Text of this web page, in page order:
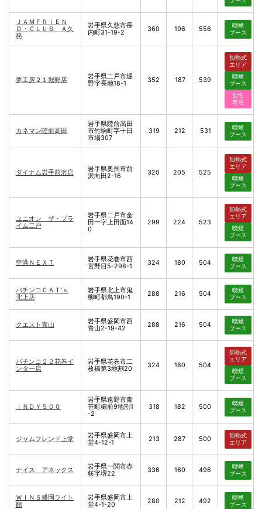
ＪＡＭＦＲＩＥＮ
Ｄ・ＣＬＵＢ Ａ久
慈
岩手県久慈市長
内町31-19-2
360 196 556
喫煙
ブース
夢工房２１堀野店
岩手県二戸市堀
野字長地18-1
352 187 539
加熱式
エリア
喫煙
ブース
女性
専用
カネマン陸前高田
岩手県陸前高田
市竹駒町字十日
市場307
319 212 531
喫煙
ブース
ダイナム岩手前沢店
岩手県奥州市前
沢向田2-16
320 205 525
加熱式
エリア
喫煙
ブース
ユニオン ザ・プラ
イム二戸
岩手県二戸市金
田一字上田面14
0
299 224 523
加熱式
エリア
喫煙
ブース
空港ＮＥＸＴ
岩手県花巻市西
宮野目5-298-1
324 180 504
喫煙
ブース
パチンコＣＡＴ’ｓ
北上店
岩手県北上市鬼
柳町都鳥190-1
288 216 504
喫煙
ブース
クエスト青山
岩手県盛岡市西
青山2-19-42
288 216 504
喫煙
ブース
パチンコ２２花巻イ
ンター店
岩手県花巻市二
枚橋第3地割20
324 180 504
加熱式
エリア
喫煙
ブース
ＩＮＤＹ５００
岩手県遠野市青
笹町糠前9地割1
-2
318 182 500
喫煙
ブース
ジャムフレンド上堂
岩手県盛岡市上
堂4-12-1
213 287 500
加熱式
エリア
ナイス アネックス
岩手県一関市赤
荻字堺22
336 160 496
喫煙
ブース
ＷＩＮＳ盛岡ライト
館
岩手県盛岡市上
堂4-1-20
280 212 492
喫煙
ブース